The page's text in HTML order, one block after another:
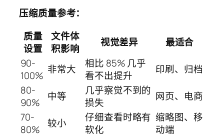
压缩质量参考：
质量
设置
文件体
积影响
视觉差异
最适合
90-
100% 非常大
相比 85% 几乎
看不出提升
印刷、归档
80-
90%
中等
几乎察觉不到的
损失
网页、电商
70-
80%
较小
仔细查看时略有
软化
缩略图、移
动端